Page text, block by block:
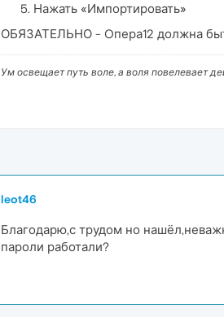
Нажать «Импортировать»
ОБЯЗАТЕЛЬНО - Oпера12 должна
Ум освещает путь воле, а воля повелевает
leot46
Благодарю,с трудом но
пароли работали?